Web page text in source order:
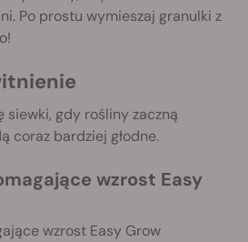
Po prostu wymieszaj granulki z
siewki, gdy rośliny zaczną
coraz bardziej głodne.
wzrost Easy
wzrost Easy Grow